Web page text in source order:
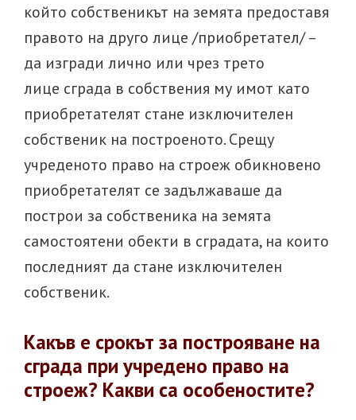
който собственикът на земята предоставя
правото на друго лице /приобретател/ –
да изгради лично или чрез трето
лице сграда в собствения му имот като
приобретателят стане изключителен
собственик на построеното. Срещу
учреденото право на строеж обикновено
приобретателят се задължаваше да
построи за собственика на земята
самостоятени обекти в сградата, на които
последният да стане изключителен
собственик.
Какъв е срокът за построяване на
сграда при учредено право на
строеж? Какви са особеностите?